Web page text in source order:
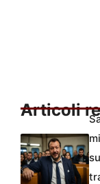
Articoli